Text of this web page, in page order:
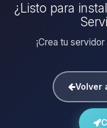
¿Listo para
¡Crea tu
Volver